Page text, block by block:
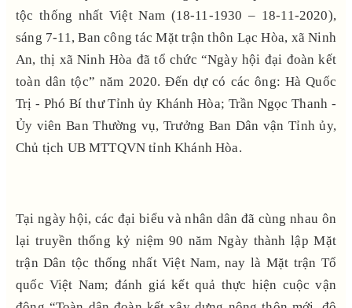
tộc thống nhất Việt Nam (18-11-1930 – 18-11-2020),
sáng 7-11, Ban công tác Mặt trận thôn Lạc Hòa, xã Ninh
An, thị xã Ninh Hòa đã tổ chức “Ngày hội đại đoàn kết
toàn dân tộc” năm 2020. Đến dự có các ông: Hà Quốc
Trị - Phó Bí thư Tỉnh ủy Khánh Hòa; Trần Ngọc Thanh -
Ủy viên Ban Thường vụ, Trưởng Ban Dân vận Tỉnh ủy,
Chủ tịch UB MTTQVN tỉnh Khánh Hòa.
Tại ngày hội, các đại biểu và nhân dân đã cùng nhau ôn
lại truyền thống kỷ niệm 90 năm Ngày thành lập Mặt
trận Dân tộc thống nhất Việt Nam, nay là Mặt trận Tổ
quốc Việt Nam; đánh giá kết quả thực hiện cuộc vận